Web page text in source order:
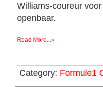
Williams-coureur
openbaar.
Read More...»
Category: Formule1